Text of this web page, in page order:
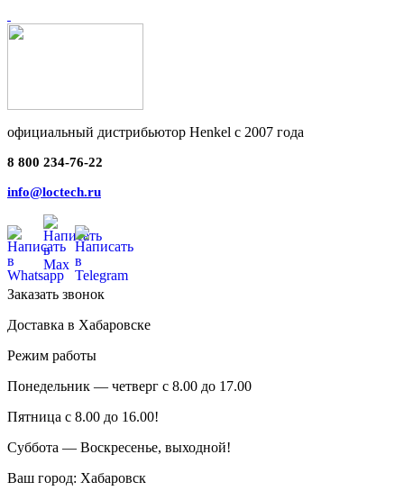
официальный дистрибьютор Henkel с 2007 года
8 800 234-76-22
info@loctech.ru
Заказать звонок
Доставка в Хабаровске
Режим работы
Понедельник — четверг с 8.00 до 17.00
Пятница с 8.00 до 16.00!
Суббота — Воскресенье, выходной!
Ваш город: Хабаровск